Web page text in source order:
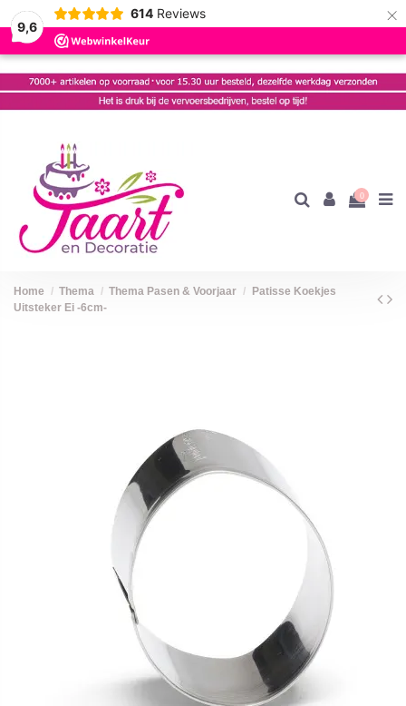
9,6
614 Reviews ×
0
Home Thema Thema Pasen & Voorjaar
Patisse Koekjes
Uitsteker Ei -6cm-